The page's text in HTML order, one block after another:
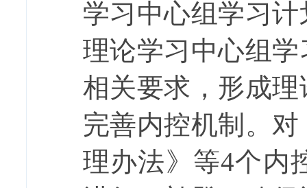
学习中心组学习
理论学习中心组
相关要求，形成
完善内控机制。 对
理办法》等4个内